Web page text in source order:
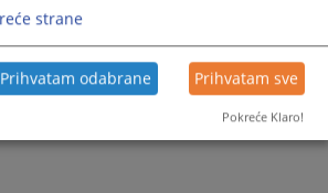
strane
Prihvatam odabrane Prihvatam sve
Pokreće Klaro!